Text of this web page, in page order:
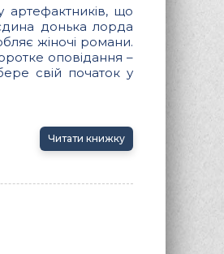
що
донька лорда
жіночі романи.
оповідання –
свій початок у
Читати книжку